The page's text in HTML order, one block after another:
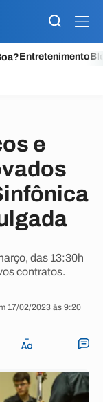
Entretenimento
e
das 13:30h
contratos.
17/02/2023 às 9:20